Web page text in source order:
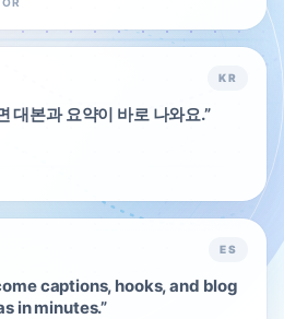
KR
대본과 요약이 바로 나와요.”
ES
captions, hooks, and blog
in minutes.”